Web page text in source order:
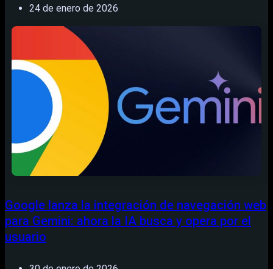
24 de enero de 2026
Google lanza la integración de navegación web
para Gemini: ahora la IA busca y opera por el
usuario